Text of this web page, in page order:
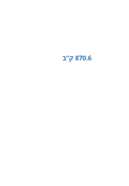
870.6 ק"ב